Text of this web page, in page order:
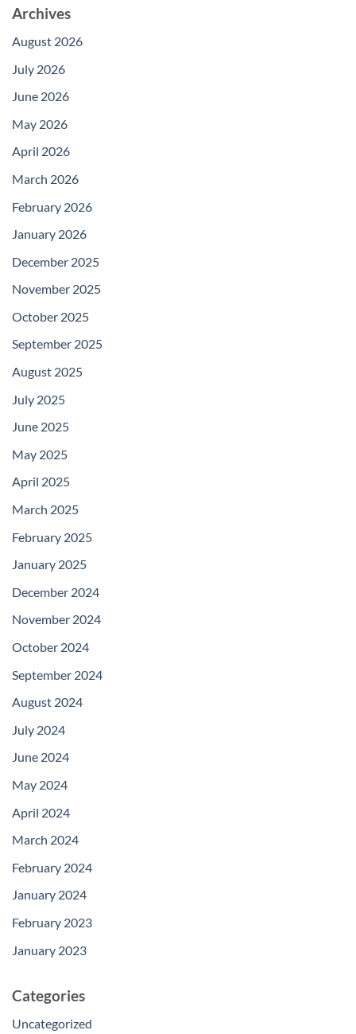
Archives
August 2026
July 2026
June 2026
May 2026
April 2026
March 2026
February 2026
January 2026
December 2025
November 2025
October 2025
September 2025
August 2025
July 2025
June 2025
May 2025
April 2025
March 2025
February 2025
January 2025
December 2024
November 2024
October 2024
September 2024
August 2024
July 2024
June 2024
May 2024
April 2024
March 2024
February 2024
January 2024
February 2023
January 2023
Categories
Uncategorized